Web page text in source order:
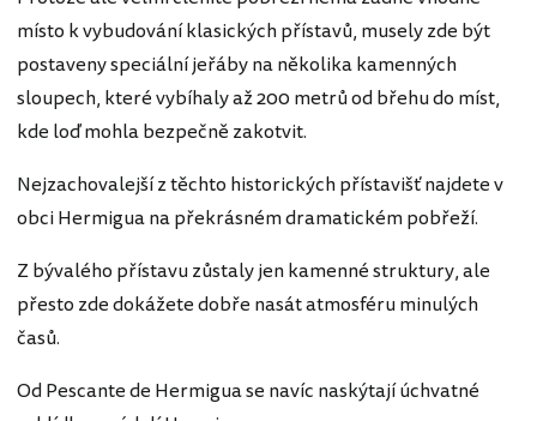
místo k vybudování klasických přístavů, musely zde být
postaveny speciální jeřáby na několika kamenných
sloupech, které vybíhaly až 200 metrů od břehu do míst,
kde loď mohla bezpečně zakotvit.
Nejzachovalejší z těchto historických přístavišť najdete v
obci Hermigua na překrásném dramatickém pobřeží.
Z bývalého přístavu zůstaly jen kamenné struktury, ale
přesto zde dokážete dobře nasát atmosféru minulých
časů.
Od Pescante de Hermigua se navíc naskýtají úchvatné